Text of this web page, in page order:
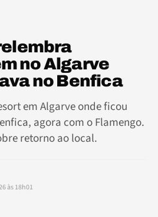
no Algarve
no Benfica
em Algarve onde ficou
agora com o Flamengo.
retorno ao local.
às 18h01